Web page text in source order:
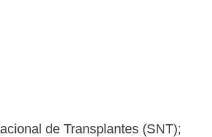
de Transplantes (SNT);